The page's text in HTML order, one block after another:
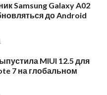
Samsung Galaxy A02
до Android
MIUI 12.5 для
7 на глобальном